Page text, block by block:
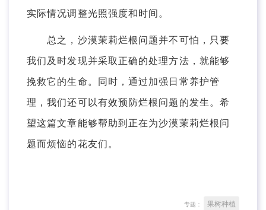
实际情况调整光照强度和时间。
总之，沙漠茉莉烂根问题并不可怕，只要
我们及时发现并采取正确的处理方法，就能够
挽救它的生命。同时，通过加强日常养护管
理，我们还可以有效预防烂根问题的发生。希
望这篇文章能够帮助到正在为沙漠茉莉烂根问
题而烦恼的花友们。
专题： 果树种植